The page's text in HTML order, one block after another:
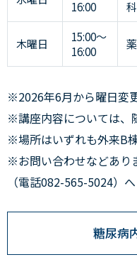
16:00
木曜日
15:00～
16:00
※2026年6月から曜日変
※講座内容については、
※場所はいずれも外来B
※お問い合わせなどあ
（電話082-565-5024）
糖尿病